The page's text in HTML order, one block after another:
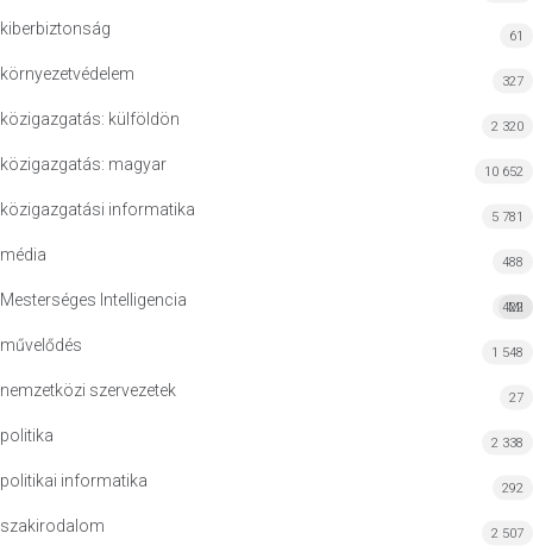
kiberbiztonság 61
környezetvédelem 327
közigazgatás: külföldön 2 320
közigazgatás: magyar 10 652
közigazgatási informatika 5 781
média 488
Mesterséges Intelligencia MI
422
művelődés 1 548
nemzetközi szervezetek 27
politika 2 338
politikai informatika 292
szakirodalom 2 507